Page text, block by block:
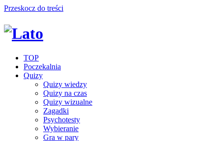
Przeskocz do treści
TOP
Poczekalnia
Quizy
Quizy wiedzy
Quizy na czas
Quizy wizualne
Zagadki
Psychotesty
Wybieranie
Gra w pary